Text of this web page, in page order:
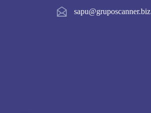
sapu@gruposcanner.biz